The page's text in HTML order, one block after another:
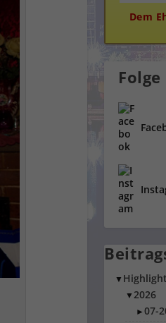
Dem
Folge
▼
▼ 2026
►07-